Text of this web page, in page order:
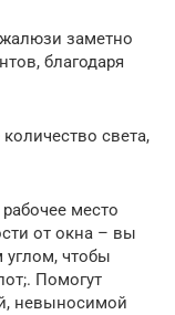
заметно
благодаря
света,
место
от окна – вы
углом, чтобы
Помогут
невыносимой